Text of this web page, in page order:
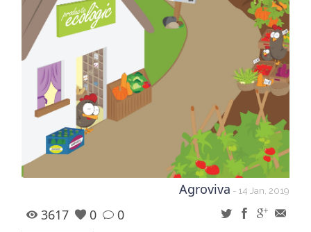
Agroviva - 14 Jan, 2019
3617 0
0